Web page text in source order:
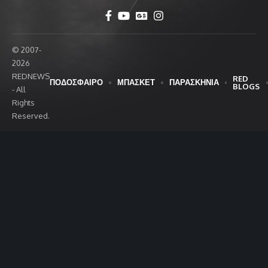
© 2007-
2026
REDNEWS
- All
Rights
Reserved.
ΠΟΔΟΣΦΑΙΡΟ ΜΠΑΣΚΕΤ ΠΑΡΑΣΚΗΝΙΑ
RED
BLOGS